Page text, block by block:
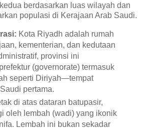
berdasarkan luas wilayah dan
populasi di Kerajaan Arab Saudi.
Kota Riyadh adalah rumah
kementerian, dan kedutaan
provinsi ini
(governorate) termasuk
seperti Diriyah—tempat
pertama.
di atas dataran batupasir,
oleh lembah (wadi) yang ikonik
Lembah ini bukan sekadar